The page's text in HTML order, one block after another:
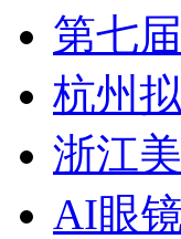
第七
杭州
浙江
AI眼